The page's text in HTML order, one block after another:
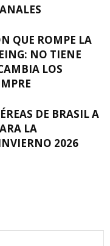
QUE ROMPE LA
NO TIENE
LOS
DE BRASIL A
LA
2026